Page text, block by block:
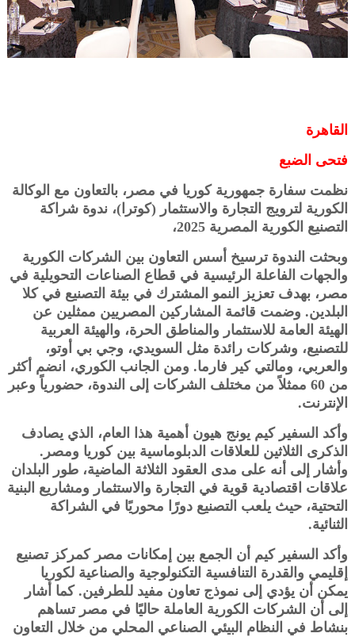
القاهرة
فتحى الضبع
نظمت سفارة جمهورية كوريا في مصر، بالتعاون مع الوكالة
الكورية لترويج التجارة والاستثمار (كوترا)، ندوة شراكة
التصنيع الكورية المصرية 2025،
وبحثت الندوة ترسيخ أسس التعاون بين الشركات الكورية
والجهات الفاعلة الرئيسية في قطاع الصناعات التحويلية في
مصر، بهدف تعزيز النمو المشترك في بيئة التصنيع في كلا
البلدين. وضمت قائمة المشاركين المصريين ممثلين عن
الهيئة العامة للاستثمار والمناطق الحرة، والهيئة العربية
للتصنيع، وشركات رائدة مثل السويدي، وجي بي أوتو،
والعربي، ومالتي كير فارما. ومن الجانب الكوري، انضم أكثر
من 60 ممثلاً من مختلف الشركات إلى الندوة، حضورياً وعبر
الإنترنت.
وأكد السفير كيم يونج هيون أهمية هذا العام، الذي يصادف
الذكرى الثلاثين للعلاقات الدبلوماسية بين كوريا ومصر.
وأشار إلى أنه على مدى العقود الثلاثة الماضية، طور البلدان
علاقات اقتصادية قوية في التجارة والاستثمار ومشاريع البنية
التحتية، حيث يلعب التصنيع دورًا محوريًا في الشراكة
الثنائية.
وأكد السفير كيم أن الجمع بين إمكانات مصر كمركز تصنيع
إقليمي والقدرة التنافسية التكنولوجية والصناعية لكوريا
يمكن أن يؤدي إلى نموذج تعاون مفيد للطرفين. كما أشار
إلى أن الشركات الكورية العاملة حاليًا في مصر تساهم
بنشاط في النظام البيئي الصناعي المحلي من خلال التعاون